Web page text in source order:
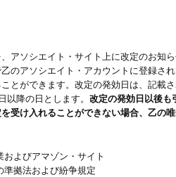
アソシエイト・サイト上に改定のお知
のアソシエイト・アカウントに登録さ
とができます。改定の発効日は、記載
降の日とします。 改定の発効日以後も
受け入れることができない場合、乙の
よびアマゾン・サイト
準拠法および紛争規定